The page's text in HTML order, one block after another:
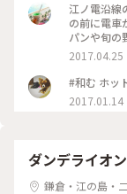
江ノ電沿線
の前に電車
パンや旬の
イクアウト
っくりしたいですﾟ･*:.
料理 #ラン
2017.04.25
#和む ホッ
2017.01.14
ダンデライオ
鎌倉・江の島・